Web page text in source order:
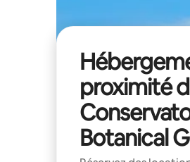
proximité
Botanical